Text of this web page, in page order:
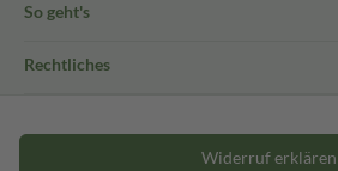
So geht's
Rechtliches
Widerruf erklären